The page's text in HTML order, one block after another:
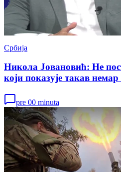
Србија
Никола Јовановић: Не
који показује такав
pre 00 minuta